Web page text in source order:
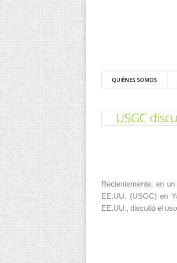
QUIÉNES SOMOS
USGC
Recientemente, en
EE.UU. (USGC) en
EE.UU., discutió el